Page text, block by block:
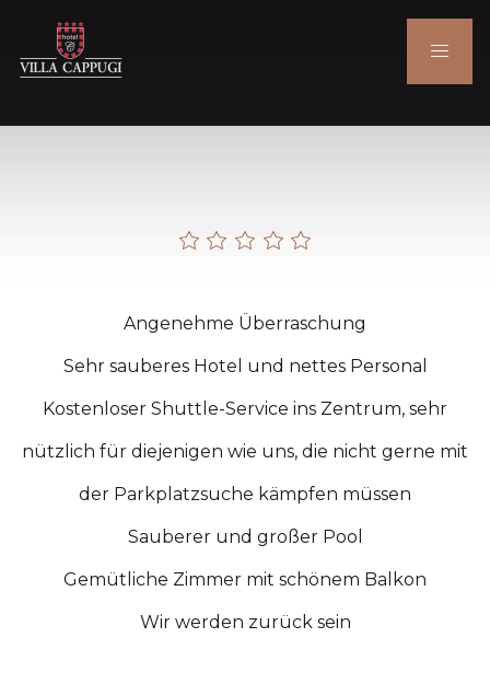
Angenehme Überraschung
Sehr sauberes Hotel und nettes Personal
Kostenloser Shuttle-Service ins Zentrum, sehr
nützlich für diejenigen wie uns, die nicht gerne mit
der Parkplatzsuche kämpfen müssen
Sauberer und großer Pool
Gemütliche Zimmer mit schönem Balkon
Wir werden zurück sein